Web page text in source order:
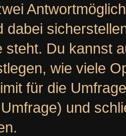
dabei
steht. Du kannst
wie viele
für die
und